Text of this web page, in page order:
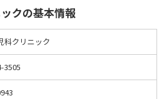
クの基本情報
科クリニック
3505